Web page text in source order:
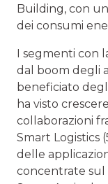
Building, con
dei consumi
I segmenti con
dal boom degli
beneficiato
ha visto
collaborazioni
Smart Logistics
delle
concentrate sul